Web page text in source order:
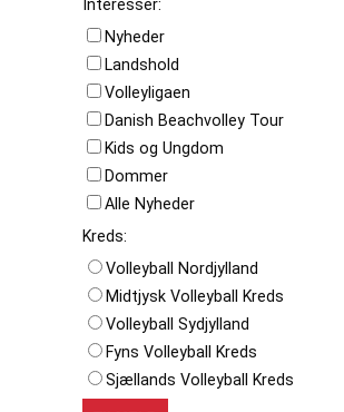
Interesser:
Nyheder
Landshold
Volleyligaen
Danish Beachvolley Tour
Kids og Ungdom
Dommer
Alle Nyheder
Kreds:
Volleyball Nordjylland
Midtjysk Volleyball Kreds
Volleyball Sydjylland
Fyns Volleyball Kreds
Sjællands Volleyball Kreds